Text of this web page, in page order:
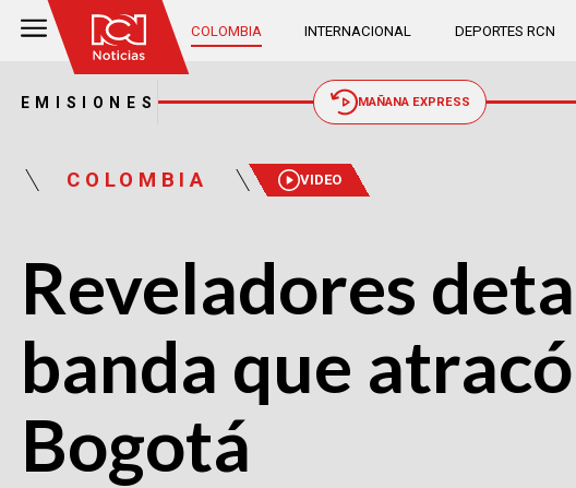
COLOMBIA INTERNACIONAL DEPORTES RCN
EMISIONES MAÑANA EXPRESS
COLOMBIA VIDEO
Reveladores
banda que
Bogotá